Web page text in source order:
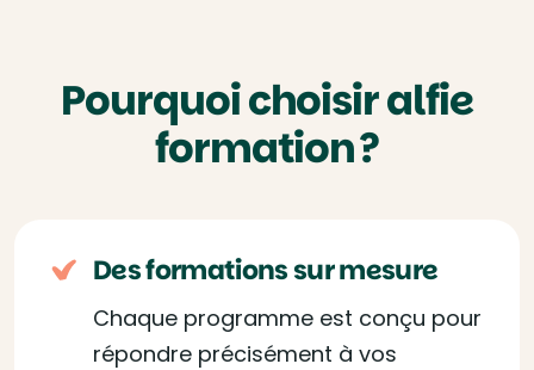
Pourquoi choisir alfie
formation ?
Des formations sur mesure
Chaque programme est conçu pour
répondre précisément à vos